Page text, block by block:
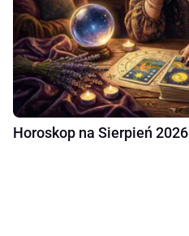
Horoskop na Sierpień 2026